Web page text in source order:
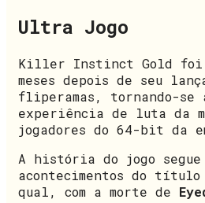
Ultra Jogo
Killer Instinct Gold foi
meses depois de seu
fliperamas, tornando-se
experiência de luta da
jogadores do 64-bit da
A história do jogo segue
acontecimentos do
qual, com a morte de